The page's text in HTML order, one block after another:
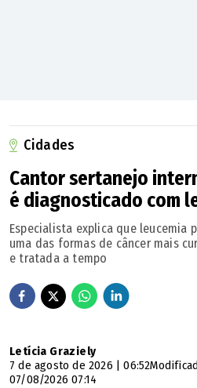
importância que damos a nossa
grandes museus, Goiânia não
do da PUC Goiás. Falta muito
considerado País de primeiro
sentido da valorização da
o curador.
SERVIÇO
Prefeito de Goiânia
Abertura: Terça-feira (27), às 19h
Cidades
Cantor sertanejo
é diagnosticado com
Especialista explica que leucemia
uma das formas de câncer mais
e tratada a tempo
Letícia Graziely
7 de agosto de 2026 | 06:52
07/08/2026 07:14